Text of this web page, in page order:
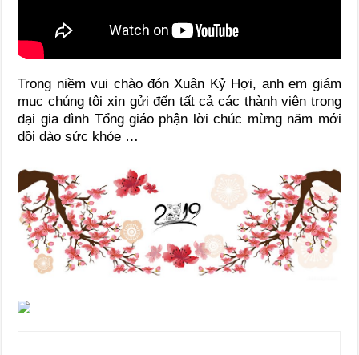
Trong niềm vui chào đón Xuân Kỷ Hợi, anh em giám
mục chúng tôi xin gửi đến tất cả các thành viên trong
đại gia đình Tổng giáo phận lời chúc mừng năm mới
dồi dào sức khỏe …